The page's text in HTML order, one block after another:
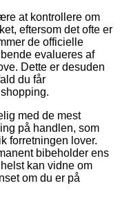
at kontrollere om
eftersom det ofte er
de officielle
evalueres af
Dette er desuden
du får
med de mest
på handlen, som
forretningen lover.
bibeholder ens
kan vidne om
om du er på